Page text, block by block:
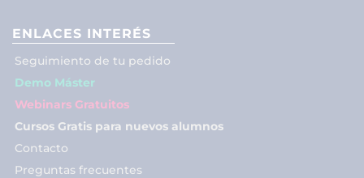
ENLACES INTERÉS
Seguimiento de tu pedido
Demo Máster
Webinars Gratuitos
Cursos Gratis para nuevos alumnos
Contacto
Preguntas frecuentes